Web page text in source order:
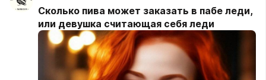
Сколько пива может заказать в пабе леди,
или девушка считающая себя леди